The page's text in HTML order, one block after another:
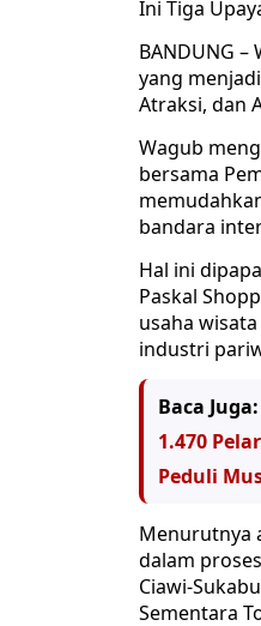
Ini Tiga
BANDUNG
yang
Atraksi, dan
Wagub
bersama
bandara
Hal ini
Paskal
usaha
industri
Baca Juga:
1.470
Peduli
Menurutnya
dalam
Ciawi-
Sementara